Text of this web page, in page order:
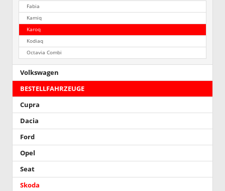
Fabia
Kamiq
Karoq
Kodiaq
Octavia Combi
Volkswagen
BESTELLFAHRZEUGE
Cupra
Dacia
Ford
Opel
Seat
Skoda